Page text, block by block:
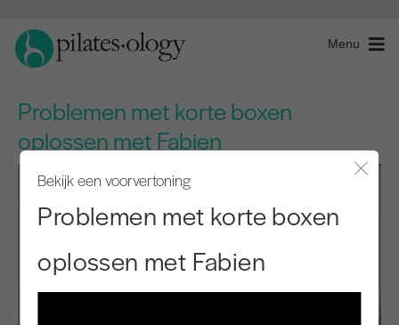
Menu
Problemen met korte boxen
oplossen met Fabien
Bekijk een voorvertoning
Problemen met korte boxen
oplossen met Fabien